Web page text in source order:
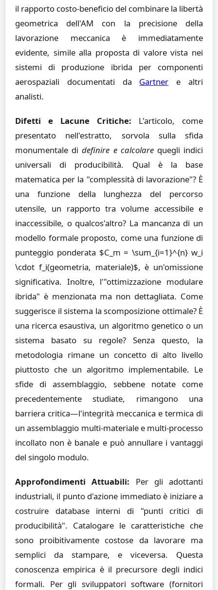
il rapporto costo-beneficio del combinare la libertà
geometrica dell'AM con la precisione della
lavorazione meccanica è immediatamente
evidente, simile alla proposta di valore vista nei
sistemi di produzione ibrida per componenti
aerospaziali documentati da Gartner e altri
analisti.
Difetti e Lacune Critiche: L'articolo, come
presentato nell'estratto, sorvola sulla sfida
monumentale didefinire e calcolarequegli indici
universali di producibilità. Qual è la base
matematica per la "complessità di lavorazione"? È
una funzione della lunghezza del percorso
utensile, un rapporto tra volume accessibile e
inaccessibile, o qualcos'altro? La mancanza di un
modello formale proposto, come una funzione di
punteggio ponderata $C_m = \sum_{i=1}^{n} w_i
\cdot f_i(geometria, materiale)$, è un'omissione
significativa. Inoltre, l'"ottimizzazione modulare
ibrida" è menzionata ma non dettagliata. Come
suggerisce il sistema la scomposizione ottimale? È
una ricerca esaustiva, un algoritmo genetico o un
sistema basato su regole? Senza questo, la
metodologia rimane un concetto di alto livello
piuttosto che un algoritmo implementabile. Le
sfide di assemblaggio, sebbene notate come
precedentemente studiate, rimangono una
barriera critica—l'integrità meccanica e termica di
un assemblaggio multi-materiale e multi-processo
incollato non è banale e può annullare i vantaggi
del singolo modulo.
Approfondimenti Attuabili: Per gli adottanti
industriali, il punto d'azione immediato è iniziare a
costruire database interni di "punti critici di
producibilità". Catalogare le caratteristiche che
sono proibitivamente costose da lavorare ma
semplici da stampare, e viceversa. Questa
conoscenza empirica è il precursore degli indici
formali. Per gli sviluppatori software (fornitori